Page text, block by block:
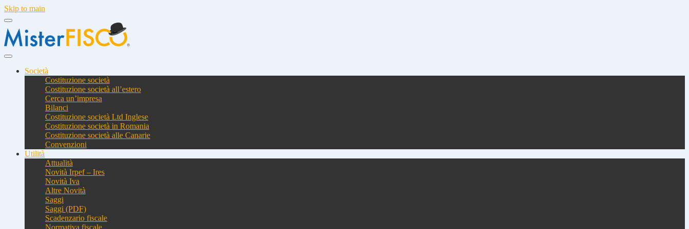
Skip to main
Società
Costituzione società
Costituzione società all’estero
Cerca un’impresa
Bilanci
Costituzione società Ltd Inglese
Costituzione società in Romania
Costituzione società alle Canarie
Convenzioni
Utilità
Attualità
Novità Irpef – Ires
Novità Iva
Altre Novità
Saggi
Saggi (PDF)
Scadenzario fiscale
Normativa fiscale